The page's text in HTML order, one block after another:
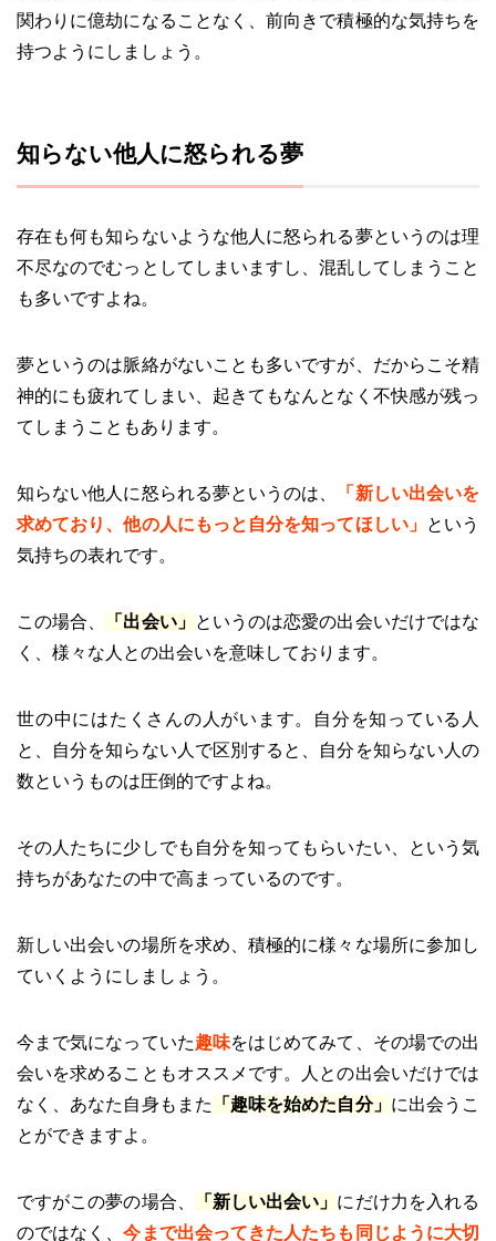
関わりに億劫になることなく、前向きで積極的な気持ちを
持つようにしましょう。
知らない他人に怒られる夢
存在も何も知らないような他人に怒られる夢というのは理
不尽なのでむっとしてしまいますし、混乱してしまうこと
も多いですよね。
夢というのは脈絡がないことも多いですが、だからこそ精
神的にも疲れてしまい、起きてもなんとなく不快感が残っ
てしまうこともあります。
知らない他人に怒られる夢というのは、
「新しい出会いを
求めており、他の人にもっと自分を知ってほしい」 という
気持ちの表れです。
この場合、 「出会い」 というのは恋愛の出会いだけではな
く、様々な人との出会いを意味しております。
世の中にはたくさんの人がいます。自分を知っている人
と、自分を知らない人で区別すると、自分を知らない人の
数というものは圧倒的ですよね。
その人たちに少しでも自分を知ってもらいたい、という気
持ちがあなたの中で高まっているのです。
新しい出会いの場所を求め、積極的に様々な場所に参加し
ていくようにしましょう。
今まで気になっていた趣味をはじめてみて、その場での出
会いを求めることもオススメです。人との出会いだけでは
なく、あなた自身もまた
「趣味を始めた自分」 に出会うこ
とができますよ。
ですがこの夢の場合、 「新しい出会い」 にだけ力を入れる
のではなく、今まで出会ってきた人たちも同じように大切